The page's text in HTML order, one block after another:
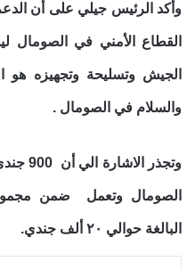
وأكد الرئيس جيلي على أن
القطاع الأمني في
الجيش وتسليحة وتجهيزه هو
والسلام في الصومال .
وتجذر
الصومال وتعمل ضمن
البالغة حوالي ٢٠ ألف جندي.